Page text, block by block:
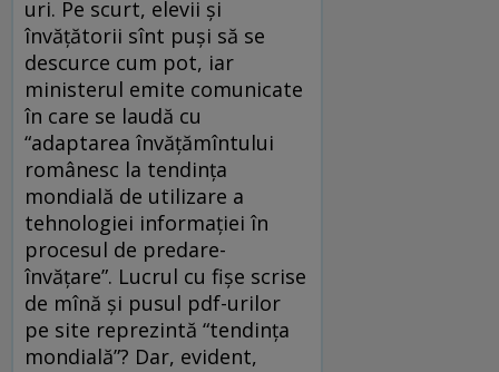
uri. Pe scurt, elevii şi
învăţătorii sînt puşi să se
descurce cum pot, iar
ministerul emite comunicate
în care se laudă cu
“adaptarea învăţămîntului
românesc la tendinţa
mondială de utilizare a
tehnologiei informaţiei în
procesul de predare-
învăţare”. Lucrul cu fişe scrise
de mînă şi pusul pdf-urilor
pe site reprezintă “tendinţa
mondială”? Dar, evident,